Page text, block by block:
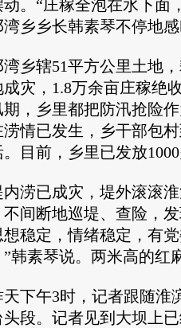
动。“庄稼全泡在水下
湾乡乡长韩素琴不停地
乡辖51平方公里土地
成灾，1.8万余亩庄稼绝
期，乡里都把防汛抢险
涝情已发生，乡干部包
。目前，乡里已发放
涝已成灾，堤外滚滚
不间断地巡堤、查险，
想稳定，情绪稳定，有
”韩素琴说。两米高的红
下午3时，记者跟随淮
头段。记者见到大坝上